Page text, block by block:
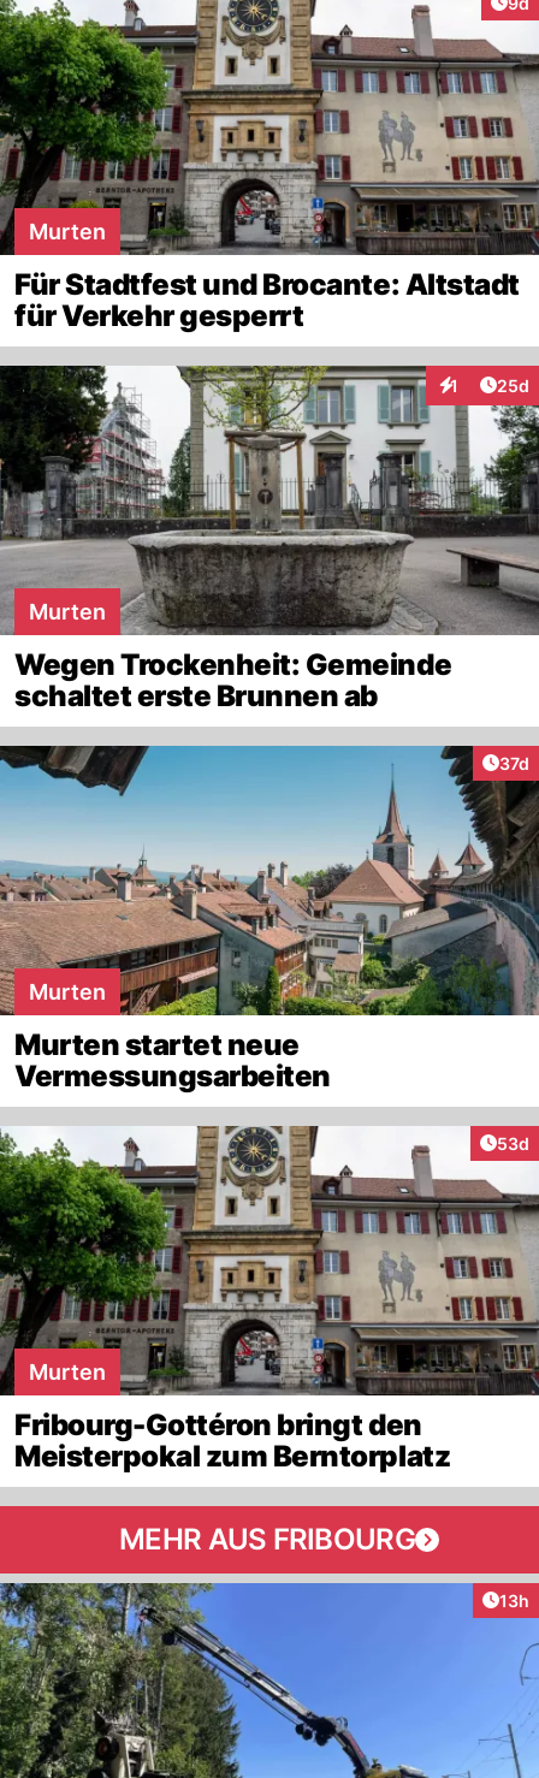
Murten
Für Stadtfest und Brocante: Altstadt
für Verkehr gesperrt
1
Interaktionen
25d
Murten
Wegen Trockenheit: Gemeinde
schaltet erste Brunnen ab
37d
Murten
Murten startet neue
Vermessungsarbeiten
53d
Murten
Fribourg-Gottéron bringt den
Meisterpokal zum Berntorplatz
MEHR AUS FRIBOURG
13h